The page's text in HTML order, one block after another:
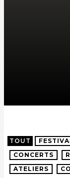
TOUT
CONCERTS
ATELIERS